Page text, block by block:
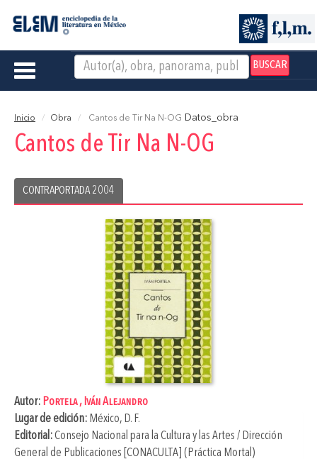
BUSCAR
Toggle
Inicio Obra Cantos de Tir Na N-OG Datos_obra
Cantos de Tir Na N-OG
CONTRAPORTADA 2004
Autor: Portela , Iván Alejandro
Lugar de edición: México, D. F.
Editorial:Consejo Nacional para la Cultura y las Artes / Dirección
General de Publicaciones [CONACULTA] (Práctica Mortal)